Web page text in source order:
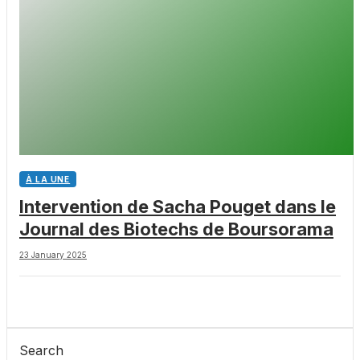
À LA UNE
Intervention de Sacha Pouget dans le
Journal des Biotechs de Boursorama
23 January 2025
Search